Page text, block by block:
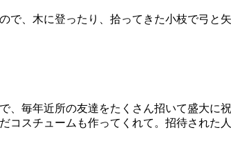
、木に登ったり、拾ってきた小枝で弓と
毎年近所の友達をたくさん招いて盛大に
スチュームも作ってくれて。招待された